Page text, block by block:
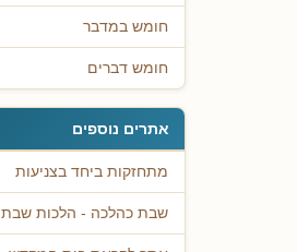
חומש במדבר
חומש דברים
אתרים נוספים
מתחזקות ביחד בצניעות
שבת כהלכה - הלכות שבת